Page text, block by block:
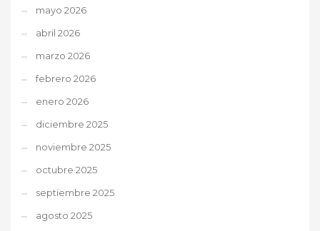
mayo 2026
abril 2026
marzo 2026
febrero 2026
enero 2026
diciembre 2025
noviembre 2025
octubre 2025
septiembre 2025
agosto 2025